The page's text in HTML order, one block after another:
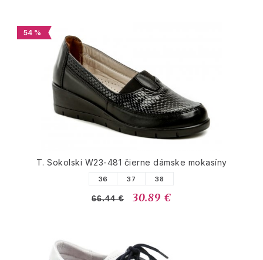
54 %
T. Sokolski W23-481 čierne dámske mokasíny
36 37 38
66.44 € 30.89 €